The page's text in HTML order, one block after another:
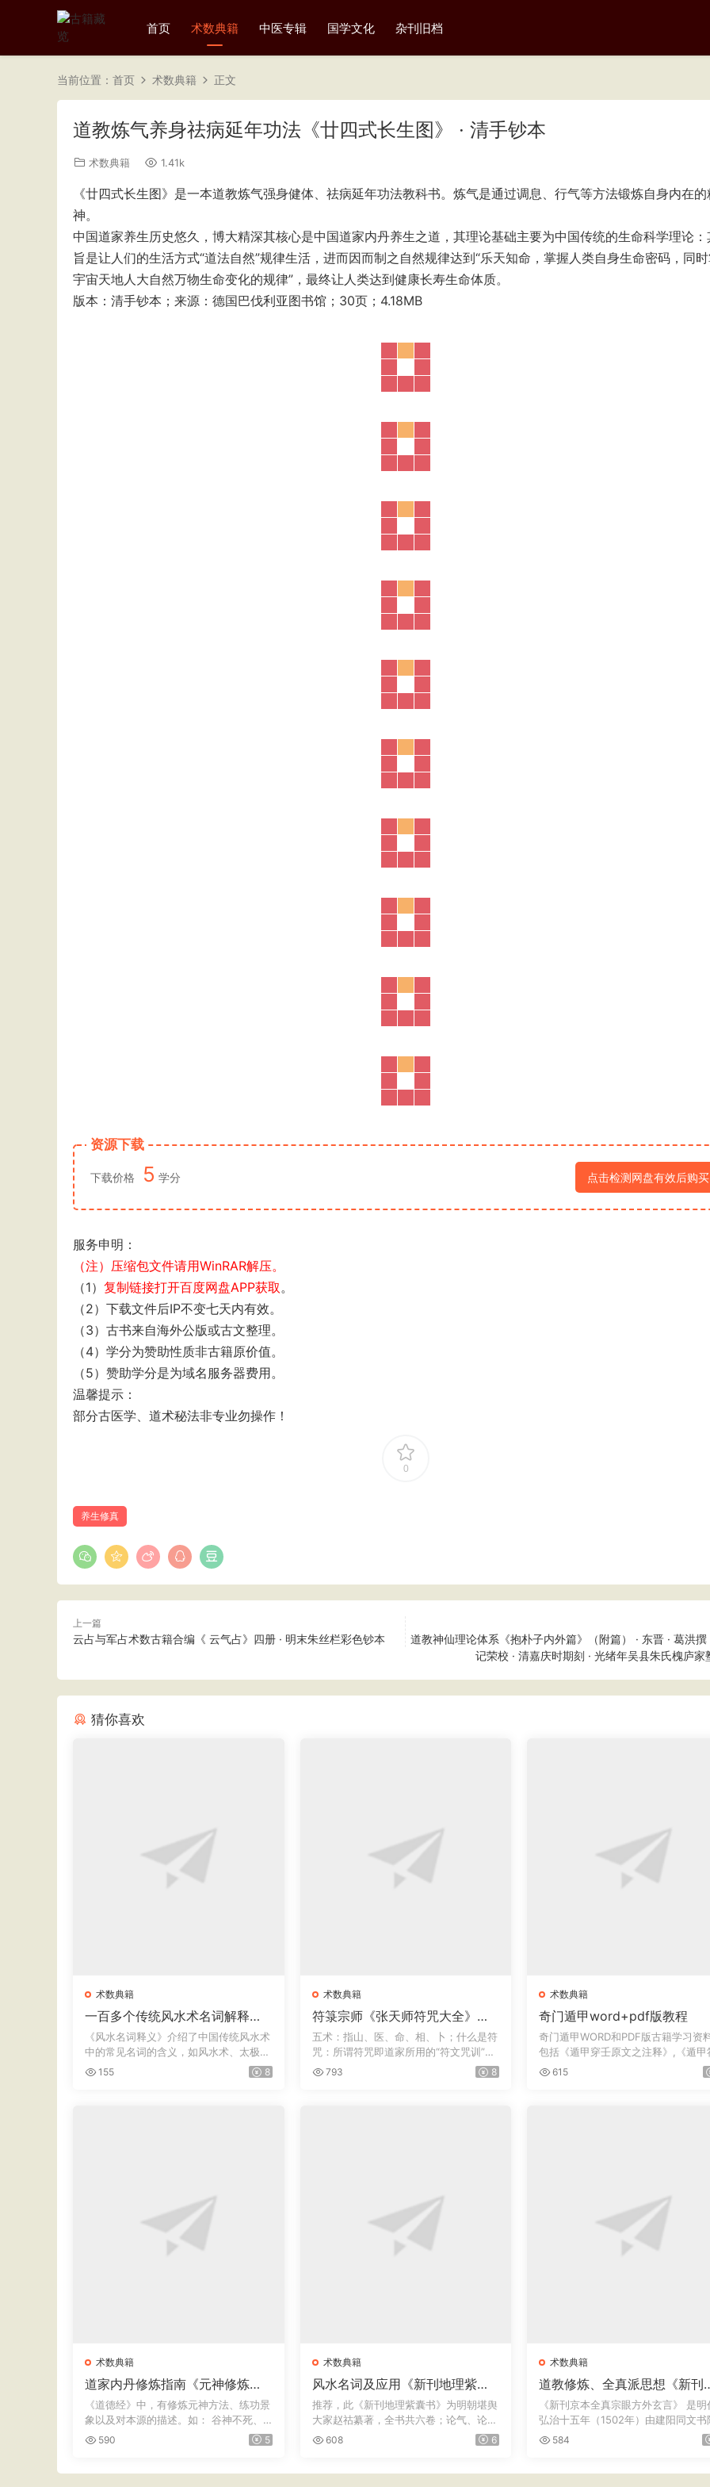
首页 术数典籍 中医专辑 国学文化 杂刊旧档
当前位置： 首页 术数典籍 正文
道教炼气养身祛病延年功法《廿四式长生图》 · 清手钞本
术数典籍 1.41k
《廿四式长生图》是一本道教炼气强身健体、祛病延年功法教科书。炼气是通过调息、行气等方法锻炼自身内在
神。
中国道家养生历史悠久，博大精深其核心是中国道家内丹养生之道，其理论基础主要为中国传统的生命科学理论：
旨是让人们的生活方式“道法自然”规律生活，进而因而制之自然规律达到“乐天知命，掌握人类自身生命密码，同
宇宙天地人大自然万物生命变化的规律”，最终让人类达到健康长寿生命体质。
版本：清手钞本；来源：德国巴伐利亚图书馆；30页；4.18MB
资源下载
下载价格 5 学分 点击检测网盘有效后购买
服务申明：
（注）压缩包文件请用WinRAR解压。
（1） 复制链接打开百度网盘APP获取。
（2）下载文件后IP不变七天内有效。
（3）古书来自海外公版或古文整理。
（4）学分为赞助性质非古籍原价值。
（5）赞助学分是为域名服务器费用。
温馨提示：
部分古医学、道术秘法非专业勿操作！
0
养生修真
上一篇
云占与军占术数古籍合编《 云气占》四册 · 明末朱丝栏彩色钞本
道教神仙理论体系《抱朴子内外篇》（附篇） · 东晋 · 葛洪撰
记荣校 · 清嘉庆时期刻 · 光绪年吴县朱氏槐庐家
猜你喜欢
术数典籍
一百多个传统风水术名词解释
《风水名词释义》
《风水名词释义》介绍了中国传统风水术
中的常见名词的含义，如风水术、太极
晕、生...
155 8
术数典籍
符箓宗师《张天师符咒大全》符
咒术法趋吉避凶方术
五术：指山、医、命、相、卜；什么是符
咒：所谓符咒即道家所用的“符文咒训”的
简称...
793 8
术数典籍
奇门遁甲word+pdf版教程
奇门遁甲WORD和PDF版古籍学习资
包括《遁甲穿壬原文之注释》,《遁甲
应经》三...
615
术数典籍
道家内丹修炼指南《元神修炼
法》
《道德经》中，有修炼元神方法、练功景
象以及对本源的描述。如： 谷神不死、
是谓...
590 5
术数典籍
风水名词及应用《新刊地理紫囊
书》六卷 · 明万历赵祜纂 · 金陵一
泉舒世臣 · 太末龚尧惠刊本
推荐，此《新刊地理紫囊书》为明朝堪舆
大家赵祜纂著，全书共六卷；论气、论
龙、论...
608 6
术数典籍
道教修炼、全真派思想《新刊
（京本）全真宗眼方外玄言》
卷+《新刊（京本）群仙悟道物
鸣音文集》下卷，明 · 弘治十
年
《新刊京本全真宗眼方外玄言》‌ 是明
弘治十五年（1502年）由建阳同文书
刊刻的...
584